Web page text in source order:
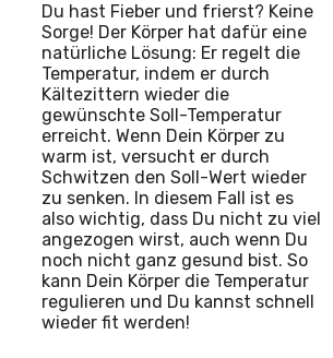
Du hast Fieber und frierst? Keine
Sorge! Der Körper hat dafür eine
natürliche Lösung: Er regelt die
Temperatur, indem er durch
Kältezittern wieder die
gewünschte Soll-Temperatur
erreicht. Wenn Dein Körper zu
warm ist, versucht er durch
Schwitzen den Soll-Wert wieder
zu senken. In diesem Fall ist es
also wichtig, dass Du nicht zu viel
angezogen wirst, auch wenn Du
noch nicht ganz gesund bist. So
kann Dein Körper die Temperatur
regulieren und Du kannst schnell
wieder fit werden!